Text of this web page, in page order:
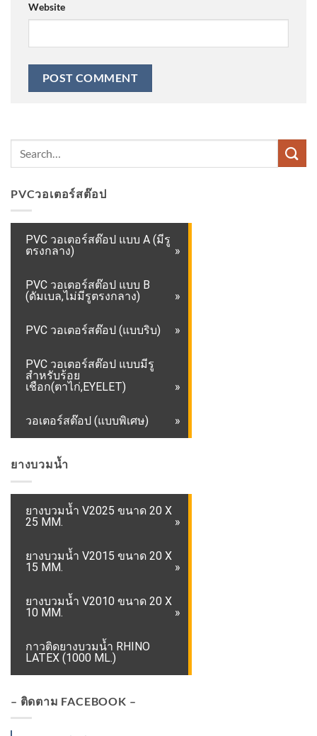
Website
PVCวอเตอร์สต๊อป
PVC วอเตอร์สต๊อป แบบ A (มีรู
ตรงกลาง)
PVC วอเตอร์สต๊อป แบบ B
(ดัมเบล,ไม่มีรูตรงกลาง)
PVC วอเตอร์สต๊อป (แบบริบ)
PVC วอเตอร์สต๊อป แบบมีรู
สำหรับร้อย
เชือก(ตาไก่,EYELET)
วอเตอร์สต๊อป (แบบพิเศษ)
ยางบวมน้ำ
ยางบวมน้ำ V2025 ขนาด 20 X
25 MM.
ยางบวมน้ำ V2015 ขนาด 20 X
15 MM.
ยางบวมน้ำ V2010 ขนาด 20 X
10 MM.
กาวติดยางบวมน้ำ RHINO
LATEX (1000 ML.)
– ติดตาม FACEBOOK –